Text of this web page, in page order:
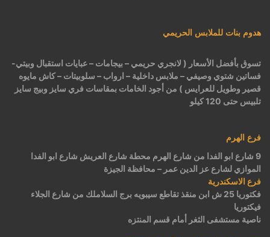
هدوم بنات للملابس الحريمي
تسوق بأفضل الأسعار ( لانجري حريمي – بيجامات – عبايات استقبال وبيتي-
فساتين شتوي وصيفي – ملابس داخلية – ارواب – سلوبيتات – كاش مايوه
قصير وطويل للعرايس ) من أجود الخامات بمقاسات فري سايز وبيج سايز
تلبيس حتى 120 كيلو
فرع الهرم
9 شارع ابو الفدا من شارع الهرم محطة شارع العريش شارع ابو الفدا
الموازي لشارع عز الدين عمر – محافظة الجيزة
فرع الاسكندرية
فكتوريا 25 ش ابن منقذ تقاطع سيبويه برج السلاملك من شارع الجلاء
فيكتوريا
ناصية مستشفى الثغر أمام قسم المنتزه